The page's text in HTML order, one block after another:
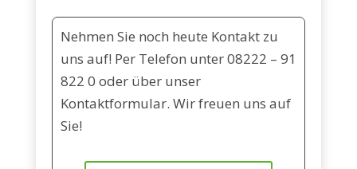
Nehmen Sie noch heute Kontakt zu
uns auf! Per Telefon unter08222 – 91
822 0 oder über unser
Kontaktformular. Wir freuen uns auf
Sie!